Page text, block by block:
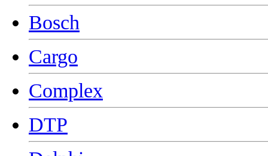
Bosch
Cargo
Complex
DTP